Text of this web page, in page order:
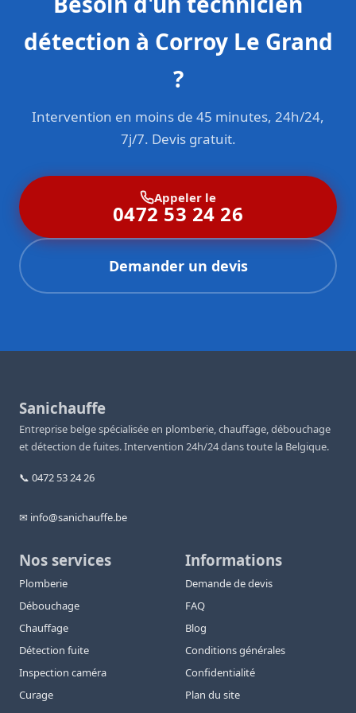
détection à Corroy Le Grand
?
Intervention en moins de 45 minutes, 24h/24,
7j/7. Devis gratuit.
Appeler le
0472 53 24 26
Demander un devis
Sanichauffe
Entreprise belge spécialisée en plomberie, chauffage, débouchage
et détection de fuites. Intervention 24h/24 dans toute la Belgique.
📞 0472 53 24 26
✉ info@sanichauffe.be
Nos services
Plomberie
Débouchage
Chauffage
Détection fuite
Inspection caméra
Curage
Informations
Demande de devis
FAQ
Blog
Conditions générales
Confidentialité
Plan du site